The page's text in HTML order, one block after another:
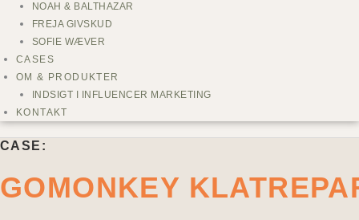
NOAH & BALTHAZAR
FREJA GIVSKUD
SOFIE WÆVER
CASES
OM & PRODUKTER
INDSIGT I INFLUENCER MARKETING
KONTAKT
CASE:
GOMONKEY